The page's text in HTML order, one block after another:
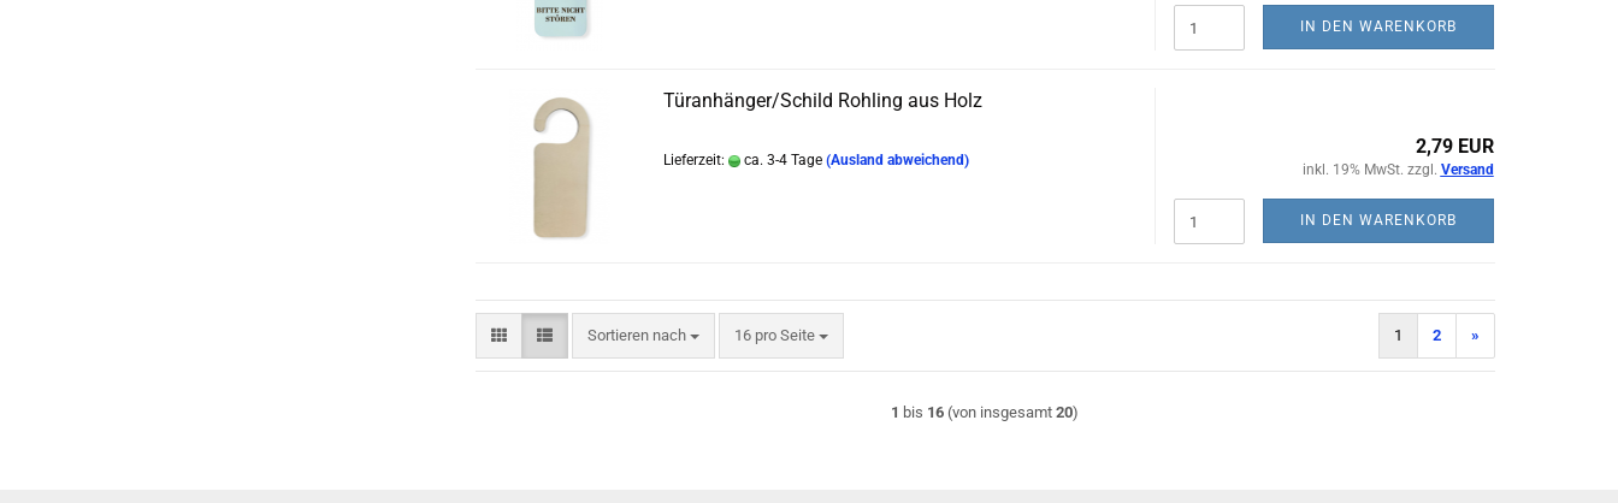
IN DEN WARENKORB
Türanhänger/Schild Rohling aus Holz
Lieferzeit: ca. 3-4 Tage (Ausland abweichend)
2,79 EUR
inkl. 19% MwSt. zzgl. Versand
IN DEN WARENKORB
Sortieren nach
Sortieren nach 16 pro Seite
pro Seite 1 2 »
1 bis 16 (von insgesamt20)